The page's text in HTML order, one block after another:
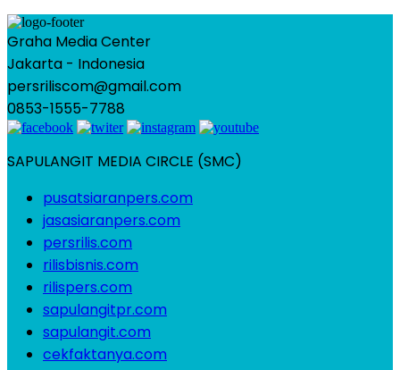
Graha Media Center
Jakarta - Indonesia
persriliscom@gmail.com
0853-1555-7788
SAPULANGIT MEDIA CIRCLE (SMC)
pusatsiaranpers.com
jasasiaranpers.com
persrilis.com
rilisbisnis.com
rilispers.com
sapulangitpr.com
sapulangit.com
cekfaktanya.com